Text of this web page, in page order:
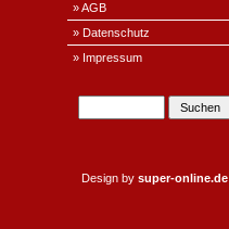
» AGB
» Datenschutz
» Impressum
Design by super-online.de